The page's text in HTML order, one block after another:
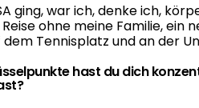
ging, war ich, denke ich,
ohne meine Familie, ein
Tennisplatz und an der
hast du dich